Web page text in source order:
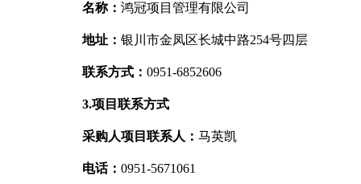
名称： 鸿冠项目管理有限公司
地址： 银川市金凤区长城中路254号四层
联系方式： 0951-6852606
3.项目联系方式
采购人项目联系人： 马英凯
电话： 0951-5671061